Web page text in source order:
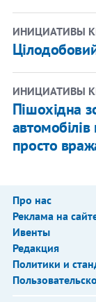
ИНИЦИАТИВЫ
ИНИЦИАТИВЫ
Пішохідна
просто
Про нас
Реклама на
Ивенты
Редакция
Политики и